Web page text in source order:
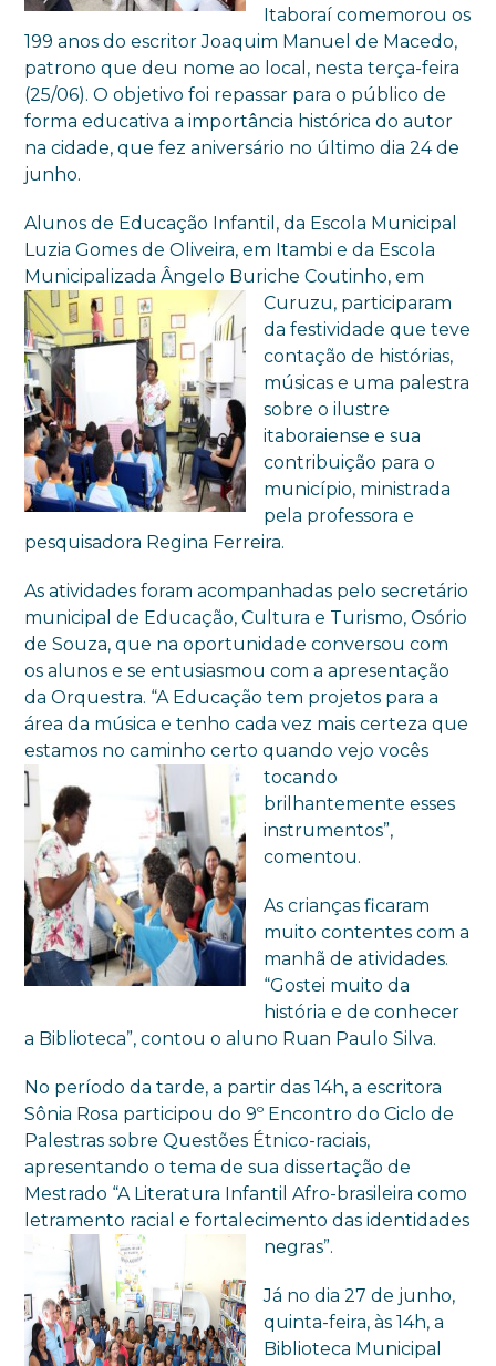
Itaboraí comemorou os
199 anos do escritor Joaquim Manuel de Macedo,
patrono que deu nome ao local, nesta terça-feira
(25/06). O objetivo foi repassar para o público de
forma educativa a importância histórica do autor
na cidade, que fez aniversário no último dia 24 de
junho.
Alunos de Educação Infantil, da Escola Municipal
Luzia Gomes de Oliveira, em Itambi e da Escola
Municipalizada Ângelo BuricheCoutinho, em
Curuzu, participaram
da festividade que teve
contação de histórias,
músicas e uma palestra
sobre o ilustre
itaboraiense e sua
contribuição para o
município, ministrada
pela professora e
pesquisadora Regina Ferreira.
As atividades foram acompanhadas pelo secretário
municipal de Educação, Cultura e Turismo, Osório
de Souza, que na oportunidade conversou com
os alunos e se entusiasmou com a apresentação
da Orquestra. “A Educação tem projetos para a
área da música e tenho cada vez mais certeza que
estamos no caminho certo quando vejo vocês
tocando
brilhantemente esses
instrumentos”,
comentou.
As crianças ficaram
muito contentes com a
manhã de atividades.
“Gostei muito da
história e de conhecer
a Biblioteca”, contou o aluno Ruan Paulo Silva.
No período da tarde, a partir das 14h, a escritora
Sônia Rosa participou do 9º Encontro do Ciclo de
Palestras sobre Questões Étnico-raciais,
apresentando o tema de sua dissertação de
Mestrado “A Literatura Infantil Afro-brasileira como
letramento racial e fortalecimento dasidentidades
negras”.
Já no dia 27 de junho,
quinta-feira, às 14h, a
Biblioteca Municipal